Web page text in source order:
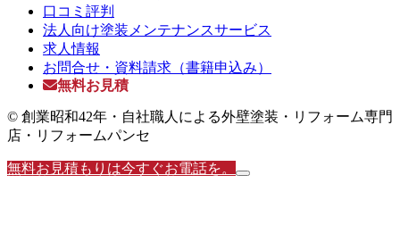
口コミ評判
法人向け塗装メンテナンスサービス
求人情報
お問合せ・資料請求（書籍申込み）
無料お見積
© 創業昭和42年・自社職人による外壁塗装・リフォーム専門
店・リフォームパンセ
無料お見積もりは今すぐお電話を。